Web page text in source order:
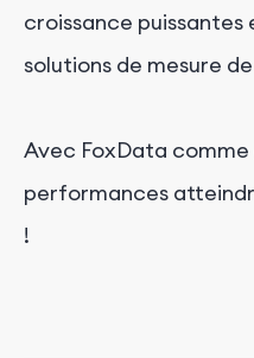
croissance puissantes
solutions de mesure
Avec FoxData
performances
!